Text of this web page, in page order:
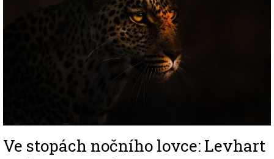
Ve stopách nočního lovce: Levhart